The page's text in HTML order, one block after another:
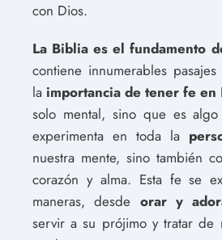
con Dios.
La Biblia es el fundamento
contiene innumerables
la importancia de tener fe en
solo mental, sino que es
experimenta en toda la
nuestra mente, sino también
corazón y alma. Esta fe se
maneras, desde orar y
servir a su prójimo y tratar de